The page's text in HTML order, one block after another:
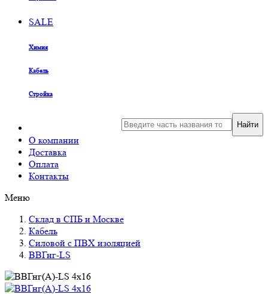
SALE
Химия
Кабель
Стройка
О компании
Доставка
Оплата
Контакты
Найти
Меню
Склад в СПБ и Москве
Кабель
Силовой с ПВХ изоляцией
ВВГнг-LS